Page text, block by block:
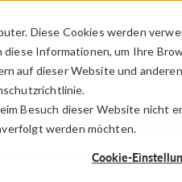
Diese Cookies werden
Informationen, um Ihre
auf dieser Website und
Besuch dieser Website nicht
werden möchten.
Cookie-
®6.2